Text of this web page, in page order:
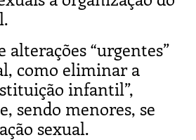
alterações “urgentes”
como eliminar a
infantil”,
sendo menores, se
sexual.